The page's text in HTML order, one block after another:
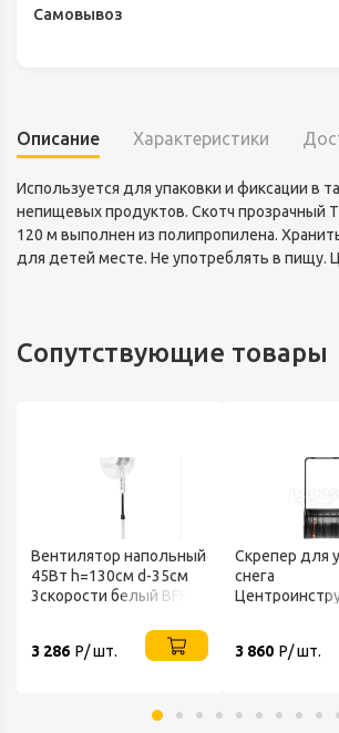
Самовывоз
Описание Характеристики
Используется для упаковки и фиксации в
непищевых продуктов. Скотч прозрачный
120 м выполнен из полипропилена.
для детей месте. Не употреблять в пищу.
Сопутствующие товары
Вентилятор напольный
45Вт h=130см d-35см
3скорости белый BFF-
3 286 Р/ шт.
Скрепер для
снега
3 860 Р/ шт.